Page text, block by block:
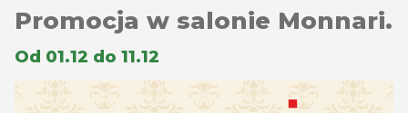
Promocja w salonie Monnari.
Od 01.12 do 11.12